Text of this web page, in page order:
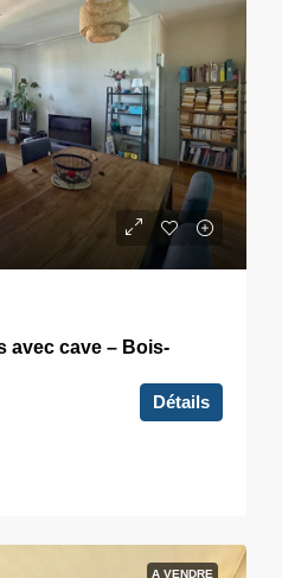
avec cave – Bois-
Détails
A VENDRE